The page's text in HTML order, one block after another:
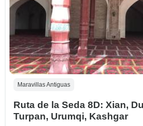
Maravillas Antiguas
Ruta de la Seda 8D: Xian,
Turpan, Urumqi, Kashgar